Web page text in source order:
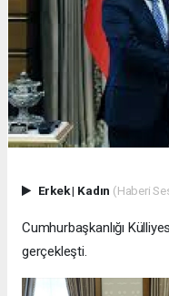
Erkek| Kadın (Haberi
Cumhurbaşkanlığı
gerçekleşti.